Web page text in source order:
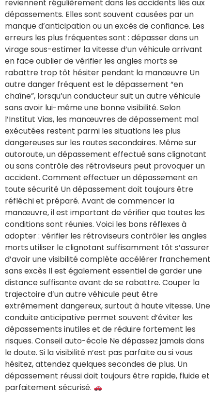
reviennent régulièrement dans les accidents liés aux
dépassements. Elles sont souvent causées par un
manque d’anticipation ou un excès de confiance. Les
erreurs les plus fréquentes sont : dépasser dans un
virage sous-estimer la vitesse d’un véhicule arrivant
en face oublier de vérifier les angles morts se
rabattre trop tôt hésiter pendant la manœuvre Un
autre danger fréquent est le dépassement “en
chaîne”, lorsqu’un conducteur suit un autre véhicule
sans avoir lui-même une bonne visibilité. Selon
l’Institut Vias, les manœuvres de dépassement mal
exécutées restent parmi les situations les plus
dangereuses sur les routes secondaires. Même sur
autoroute, un dépassement effectué sans clignotant
ou sans contrôle des rétroviseurs peut provoquer un
accident. Comment effectuer un dépassement en
toute sécurité Un dépassement doit toujours être
réfléchi et préparé. Avant de commencer la
manœuvre, il est important de vérifier que toutes les
conditions sont réunies. Voici les bons réflexes à
adopter : vérifier les rétroviseurs contrôler les angles
morts utiliser le clignotant suffisamment tôt s’assurer
d’avoir une visibilité complète accélérer franchement
sans excès Il est également essentiel de garder une
distance suffisante avant de se rabattre. Couper la
trajectoire d’un autre véhicule peut être
extrêmement dangereux, surtout à haute vitesse. Une
conduite anticipative permet souvent d’éviter les
dépassements inutiles et de réduire fortement les
risques. Conseil auto-école Ne dépassez jamais dans
le doute. Si la visibilité n’est pas parfaite ou si vous
hésitez, attendez quelques secondes de plus. Un
dépassement réussi doit toujours être rapide, fluide et
parfaitement sécurisé.